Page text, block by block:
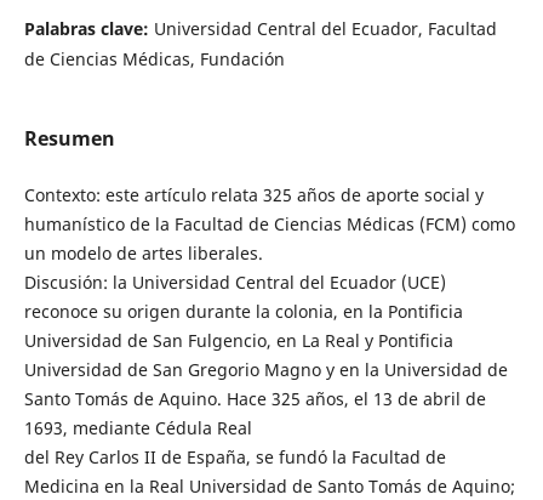
Palabras clave: Universidad Central del Ecuador, Facultad
de Ciencias Médicas, Fundación
Resumen
Contexto: este artículo relata 325 años de aporte social y
humanístico de la Facultad de Ciencias Médicas (FCM) como
un modelo de artes liberales.
Discusión: la Universidad Central del Ecuador (UCE)
reconoce su origen durante la colonia, en la Pontificia
Universidad de San Fulgencio, en La Real y Pontificia
Universidad de San Gregorio Magno y en la Universidad de
Santo Tomás de Aquino. Hace 325 años, el 13 de abril de
1693, mediante Cédula Real
del Rey Carlos II de España, se fundó la Facultad de
Medicina en la Real Universidad de Santo Tomás de Aquino;